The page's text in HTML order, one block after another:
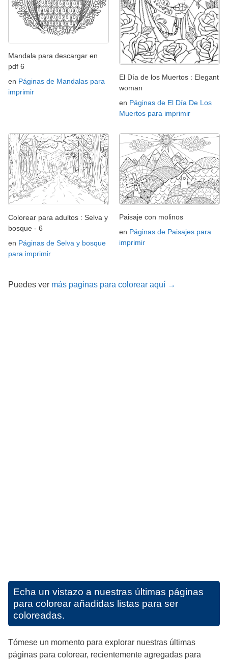
Mandala para descargar en
pdf 6
en Páginas de Mandalas para
imprimir
El Día de los Muertos : Elegant
woman
en Páginas de El Día De Los
Muertos para imprimir
Colorear para adultos : Selva y
bosque - 6
en Páginas de Selva y bosque
para imprimir
Paisaje con molinos
en Páginas de Paisajes para
imprimir
Puedes ver más paginas para colorear aquí →
Echa un vistazo a nuestras últimas páginas
para colorear añadidas listas para ser
coloreadas.
Tómese un momento para explorar nuestras últimas
páginas para colorear, recientemente agregadas para